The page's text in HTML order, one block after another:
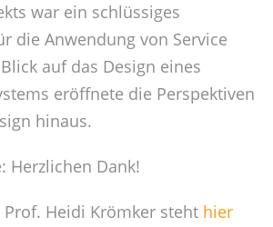
war ein schlüssiges
die Anwendung von Service
auf das Design eines
eröffnete die Perspektiven
hinaus.
Herzlichen Dank!
Heidi Krömker steht hier